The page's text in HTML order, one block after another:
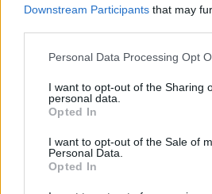
Downstream Participants that may
Please note that this website/app
not limited to your visit or usage
grant or deny consent to Google and
use your data for below specified
consent section.
Personal Data Processing Opt
I want to opt-out of the Sharing
personal data.
Opted In
I want to opt-out of the Sale of
Personal Data.
Opted In
Condividi l'articolo
a
ce
b
o
w
it
te
r
Pi
n
re
W
h
s
S
h
re
Prossimo